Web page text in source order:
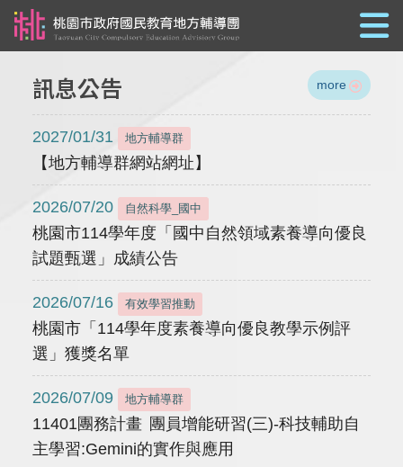
訊息公告 more
2027/01/31 地方輔導群
【地方輔導群網站網址】
2026/07/20 自然科學_國中
桃園市114學年度「國中自然領域素養導向優良
試題甄選」成績公告
2026/07/16 有效學習推動
桃園市「114學年度素養導向優良教學示例評
選」獲獎名單
2026/07/09 地方輔導群
11401團務計畫 團員增能研習(三)-科技輔助自
主學習:Gemini的實作與應用